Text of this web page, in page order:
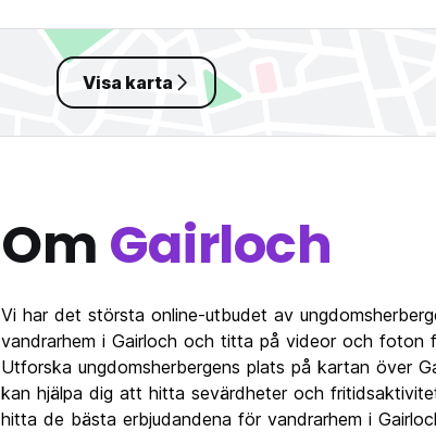
Visa karta
Om Gairloch
Vi har det största online-utbudet av
vandrarhem i Gairloch och titta på videor och foton
Utforska ungdomsherbergens plats på kartan över
kan hjälpa dig att hitta sevärdheter och
hitta de bästa erbjudandena för vandrarhem i